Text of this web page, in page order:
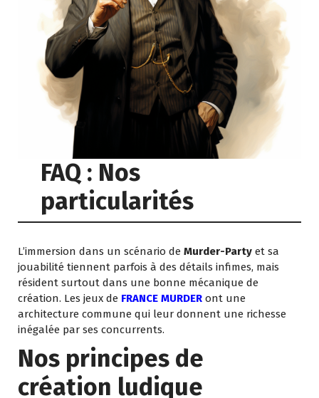
FAQ : Nos
particularités
L’immersion dans un scénario de Murder-Party et sa
jouabilité tiennent parfois à des détails infimes, mais
résident surtout dans une bonne mécanique de
création. Les jeux de FRANCE MURDER ont une
architecture commune qui leur donnent une richesse
inégalée par ses concurrents.
Nos principes de
création ludique